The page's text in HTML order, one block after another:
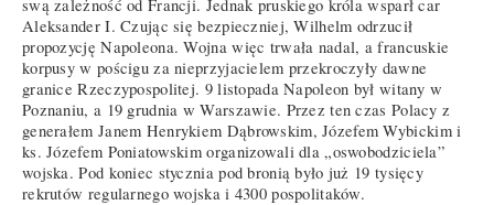
swą zależność od Francji. Jednak pruskiego króla wsparł car
Aleksander I. Czując się bezpieczniej, Wilhelm odrzucił
propozycję Napoleona. Wojna więc trwała nadal, a francuskie
korpusy w pościgu za nieprzyjacielem przekroczyły dawne
granice Rzeczypospolitej. 9 listopada Napoleon był witany w
Poznaniu, a 19 grudnia w Warszawie. Przez ten czas Polacy z
generałem Janem Henrykiem Dąbrowskim, Józefem Wybickim i
ks. Józefem Poniatowskim organizowali dla „oswobodziciela”
wojska. Pod koniec stycznia pod bronią było już 19 tysięcy
rekrutów regularnego wojska i 4300 pospolitaków.